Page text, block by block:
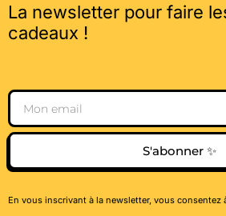
La newsletter pour faire
cadeaux !
Email
S'abonner ✨
En vous inscrivant à la newsletter, vous consentez